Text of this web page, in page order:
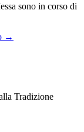
sono in corso di
→
Tradizione